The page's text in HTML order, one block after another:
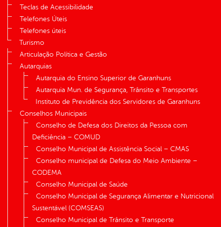
Teclas de Acessibilidade
Telefones Úteis
Telefones úteis
Turismo
Articulação Política e Gestão
Autarquias
Autarquia do Ensino Superior de Garanhuns
Autarquia Mun. de Segurança, Trânsito e Transportes
Instituto de Previdência dos Servidores de Garanhuns
Conselhos Municipais
Conselho de Defesa dos Direitos da Pessoa com
Deficiência – COMUD
Conselho Municipal de Assistência Social – CMAS
Conselho municipal de Defesa do Meio Ambiente –
CODEMA
Conselho Municipal de Saúde
Conselho Municipal de Segurança Alimentar e Nutricional
Sustentável (COMSEAS)
Conselho Municipal de Trânsito e Transporte